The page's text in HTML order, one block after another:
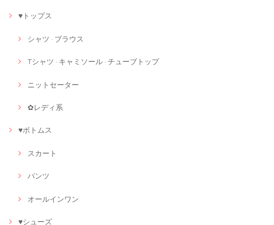
♥トップス
シャツ · ブラウス
Tシャツ · キャミソール · チューブトップ
ニットセーター
✿レディ系
♥ボトムス
スカート
パンツ
オールインワン
♥シューズ